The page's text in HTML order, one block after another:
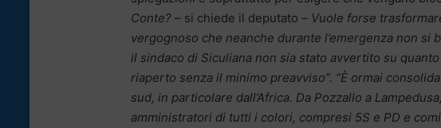
Conte? – si chiede il deputato – Vuole forse
vergognoso che neanche durante l’emergenza non si
il sindaco di Siculiana non sia stato avvertito su
riaperto senza il minimo preavviso”. “È ormai
sud, in particolare dall’Africa. Da Pozzallo a
amministratori di tutti i colori, compresi 5S e PD e